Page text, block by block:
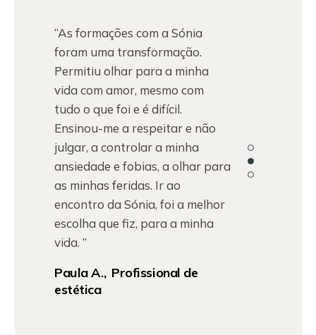
“As formações com a Sónia
foram uma transformação.
Permitiu olhar para a minha
vida com amor, mesmo com
tudo o que foi e é difícil.
Ensinou-me a respeitar e não
julgar, a controlar a minha
ansiedade e fobias, a olhar para
as minhas feridas. Ir ao
encontro da Sónia, foi a melhor
escolha que fiz, para a minha
vida. ”
Paula A. Profissional de
estética